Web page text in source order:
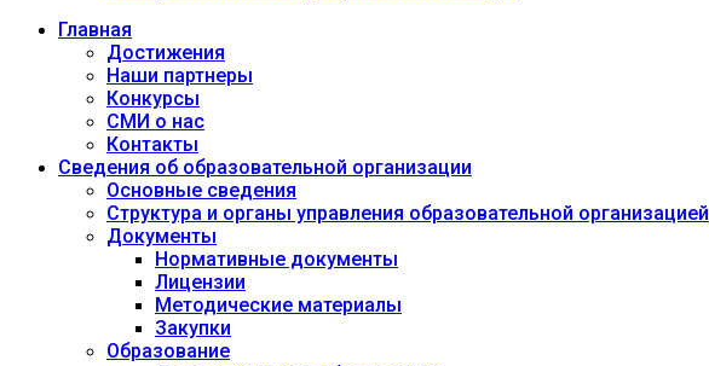
Главная
Достижения
Наши партнеры
Конкурсы
СМИ о нас
Контакты
Сведения об образовательной организации
Основные сведения
Структура и органы управления образовательной организацией
Документы
Нормативные документы
Лицензии
Методические материалы
Закупки
Образование